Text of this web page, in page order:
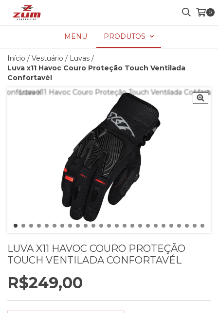
0
MENU PRODUTOS
Início / Vestuário / Luvas /
Luva x11 Havoc Couro Proteção Touch Ventilada
Confortavél
LUVA X11 HAVOC COURO PROTEÇÃO
TOUCH VENTILADA CONFORTAVÉL
R$249,00